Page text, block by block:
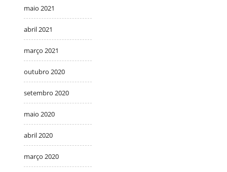
maio 2021
abril 2021
março 2021
outubro 2020
setembro 2020
maio 2020
abril 2020
março 2020